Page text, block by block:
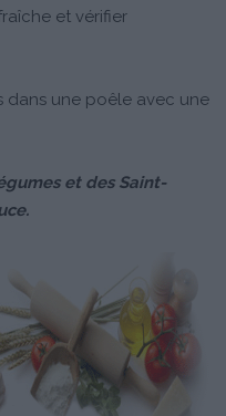
et vérifier
dans une poêle avec une
et des Saint-